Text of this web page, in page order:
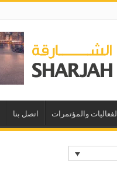
الفعاليات والمؤتمرات اتصل بنا